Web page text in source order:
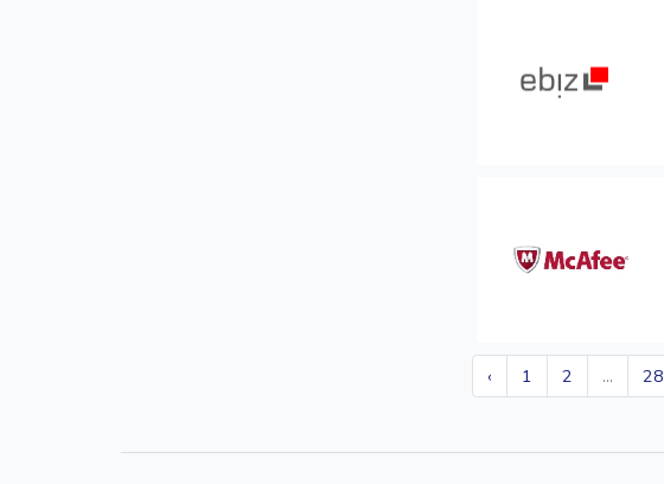
‹ 1 2 ... 28